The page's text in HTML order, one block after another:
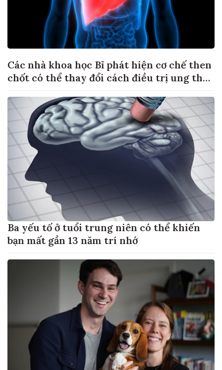
Các nhà khoa học Bỉ phát hiện cơ chế then
chốt có thể thay đổi cách điều trị ung thư
Ba yếu tố ở tuổi trung niên có thể khiến
bạn mất gần 13 năm trí nhớ